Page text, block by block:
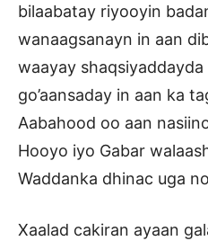
bilaabatay riyooyin
wanaagsanayn in aan
waayay
go’aansaday in aan ka
Aabahood oo aan
Hooyo iyo Gabar
Waddanka dhinac uga
Xaalad cakiran ayaan